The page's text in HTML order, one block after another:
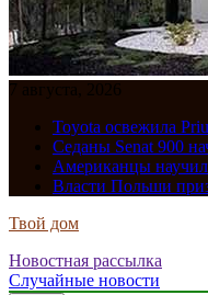
7 августа, 2026
Toyota освежила
Седаны Senat 900
Американцы
Власти Польши
Твой дом
Новостная рассылка
Случайные новости